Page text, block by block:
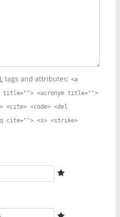
tags and attributes: <a
<acronym title="">
<cite> <code> <del
cite=""> <s> <strike>